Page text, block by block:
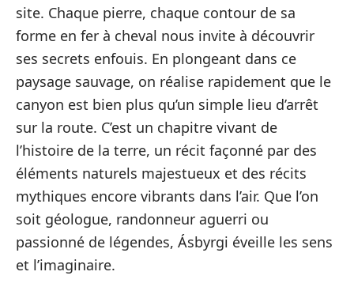
site. Chaque pierre, chaque contour de sa
forme en fer à cheval nous invite à découvrir
ses secrets enfouis. En plongeant dans ce
paysage sauvage, on réalise rapidement que le
canyon est bien plus qu’un simple lieu d’arrêt
sur la route. C’est un chapitre vivant de
l’histoire de la terre, un récit façonné par des
éléments naturels majestueux et des récits
mythiques encore vibrants dans l’air. Que l’on
soit géologue, randonneur aguerri ou
passionné de légendes, Ásbyrgi éveille les sens
et l’imaginaire.